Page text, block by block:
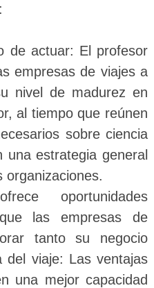
de actuar: El profesor
empresas de viajes a
nivel de madurez en
al tiempo que reúnen
sobre ciencia
estrategia general
organizaciones.
oportunidades
las empresas de
tanto su negocio
del viaje: Las ventajas
una mejor capacidad